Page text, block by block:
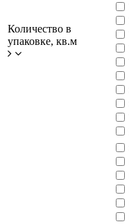
Количество в
упаковке, кв.м